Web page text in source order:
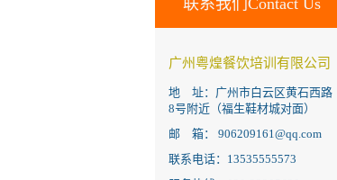
联系我们Contact Us
广州粤煌餐饮培训有限公司
地 址：广州市白云区黄石西路
8号附近（福生鞋材城对面）
邮 箱： 906209161@qq.com
联系电话：13535555573